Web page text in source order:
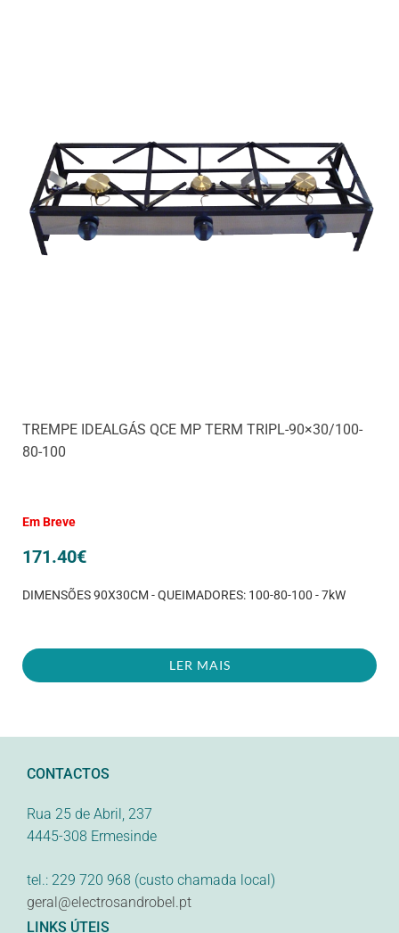
TREMPE IDEALGÁS QCE MP TERM TRIPL-90×30/100-
80-100
Em Breve
171.40€
DIMENSÕES 90X30CM - QUEIMADORES: 100-80-100 - 7kW
LER MAIS
CONTACTOS
Rua 25 de Abril, 237
4445-308 Ermesinde
tel.: 229 720 968 (custo chamada local)
geral@electrosandrobel.pt
LINKS ÚTEIS